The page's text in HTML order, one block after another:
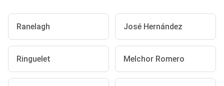
Ranelagh José Hernández
Ringuelet Melchor Romero